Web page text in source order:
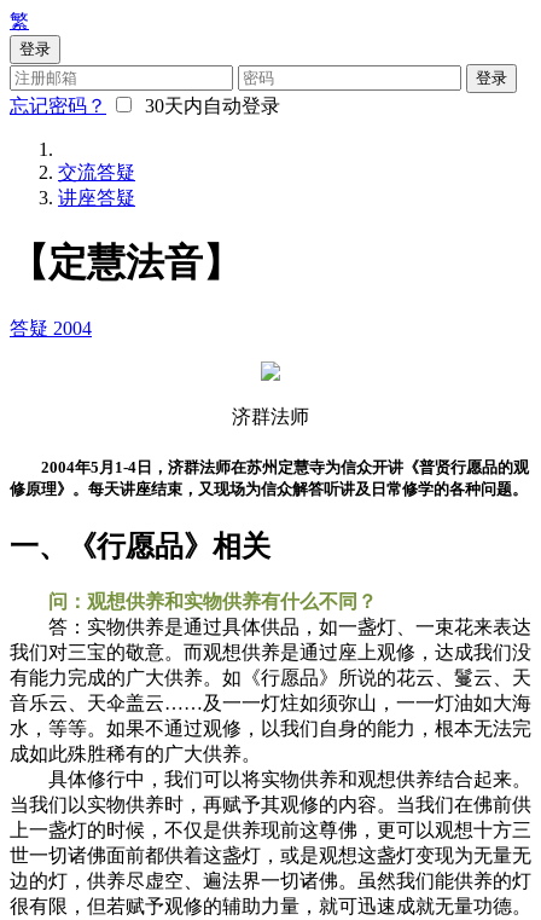
繁
登录
登录
忘记密码？ 30天内自动登录
交流答疑
讲座答疑
【定慧法音】
答疑 2004
济群法师
2004年5月1-4日，济群法师在苏州定慧寺为信众开讲《普贤行愿品的观
修原理》。每天讲座结束，又现场为信众解答听讲及日常修学的各种问题。
一、《行愿品》相关
问：观想供养和实物供养有什么不同？
答：实物供养是通过具体供品，如一盏灯、一束花来表达
我们对三宝的敬意。而观想供养是通过座上观修，达成我们没
有能力完成的广大供养。如《行愿品》所说的花云、鬘云、天
音乐云、天伞盖云……及一一灯炷如须弥山，一一灯油如大海
水，等等。如果不通过观修，以我们自身的能力，根本无法完
成如此殊胜稀有的广大供养。
具体修行中，我们可以将实物供养和观想供养结合起来。
当我们以实物供养时，再赋予其观修的内容。当我们在佛前供
上一盏灯的时候，不仅是供养现前这尊佛，更可以观想十方三
世一切诸佛面前都供着这盏灯，或是观想这盏灯变现为无量无
边的灯，供养尽虚空、遍法界一切诸佛。虽然我们能供养的灯
很有限，但若赋予观修的辅助力量，就可迅速成就无量功德。